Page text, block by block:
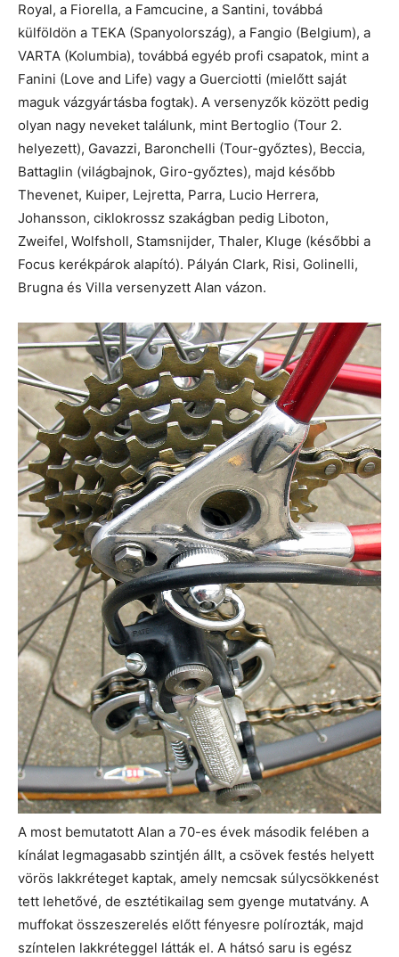
Royal, a Fiorella, a Famcucine, a Santini, továbbá
külföldön a TEKA (Spanyolország), a Fangio (Belgium), a
VARTA (Kolumbia), továbbá egyéb profi csapatok, mint a
Fanini (Love and Life) vagy a Guerciotti (mielőtt saját
maguk vázgyártásba fogtak). A versenyzők között pedig
olyan nagy neveket találunk, mint Bertoglio (Tour 2.
helyezett), Gavazzi, Baronchelli (Tour-győztes), Beccia,
Battaglin (világbajnok, Giro-győztes), majd később
Thevenet, Kuiper, Lejretta, Parra, Lucio Herrera,
Johansson, ciklokrossz szakágban pedig Liboton,
Zweifel, Wolfsholl, Stamsnijder, Thaler, Kluge (későbbi a
Focus kerékpárok alapító). Pályán Clark, Risi, Golinelli,
Brugna és Villa versenyzett Alan vázon.
A most bemutatott Alan a 70-es évek második felében a
kínálat legmagasabb szintjén állt, a csövek festés helyett
vörös lakkréteget kaptak, amely nemcsak súlycsökkenést
tett lehetővé, de esztétikailag sem gyenge mutatvány. A
muffokat összeszerelés előtt fényesre polírozták, majd
színtelen lakkréteggel látták el. A hátsó saru is egész